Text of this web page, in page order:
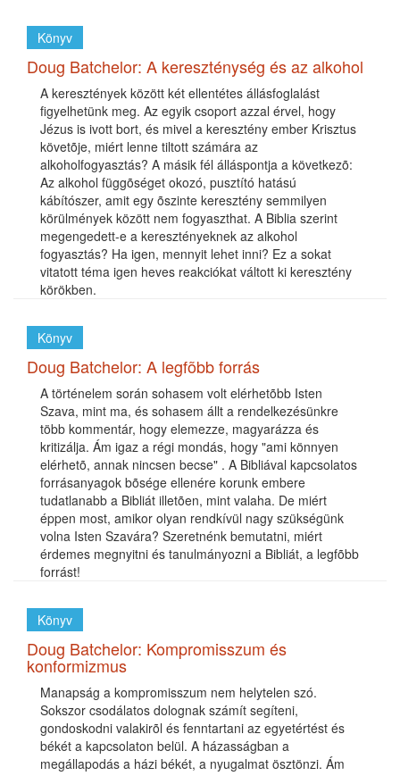
Könyv
Doug Batchelor: A kereszténység és az alkohol
A keresztények között két ellentétes állásfoglalást
figyelhetünk meg. Az egyik csoport azzal érvel, hogy
Jézus is ivott bort, és mivel a keresztény ember Krisztus
követõje, miért lenne tiltott számára az
alkoholfogyasztás? A másik fél álláspontja a következõ:
Az alkohol függõséget okozó, pusztító hatású
kábítószer, amit egy õszinte keresztény semmilyen
körülmények között nem fogyaszthat. A Biblia szerint
megengedett-e a keresztényeknek az alkohol
fogyasztás? Ha igen, mennyit lehet inni? Ez a sokat
vitatott téma igen heves reakciókat váltott ki keresztény
körökben.
Könyv
Doug Batchelor: A legfõbb forrás
A történelem során sohasem volt elérhetõbb Isten
Szava, mint ma, és sohasem állt a rendelkezésünkre
több kommentár, hogy elemezze, magyarázza és
kritizálja. Ám igaz a régi mondás, hogy "ami könnyen
elérhetõ, annak nincsen becse" . A Bibliával kapcsolatos
forrásanyagok bõsége ellenére korunk embere
tudatlanabb a Bibliát illetõen, mint valaha. De miért
éppen most, amikor olyan rendkívül nagy szükségünk
volna Isten Szavára? Szeretnénk bemutatni, miért
érdemes megnyitni és tanulmányozni a Bibliát, a legfõbb
forrást!
Könyv
Doug Batchelor: Kompromisszum és
konformizmus
Manapság a kompromisszum nem helytelen szó.
Sokszor csodálatos dolognak számít segíteni,
gondoskodni valakirõl és fenntartani az egyetértést és
békét a kapcsolaton belül. A házasságban a
megállapodás a házi békét, a nyugalmat ösztönzi. Ám